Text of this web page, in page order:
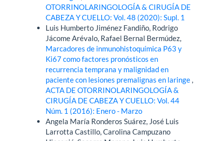
OTORRINOLARINGOLOGÍA & CIRUGÍA DE
CABEZA Y CUELLO: Vol. 48 (2020): Supl. 1
Luis Humberto Jiménez Fandiño, Rodrigo
Jácome Arévalo, Rafael Bernal Bermúdez,
Marcadores de inmunohistoquímica P63 y
Ki67 como factores pronósticos en
recurrencia temprana y malignidad en
paciente con lesiones premalignas en laringe
ACTA DE OTORRINOLARINGOLOGÍA &
CIRUGÍA DE CABEZA Y CUELLO: Vol. 44
Núm. 1 (2016): Enero - Marzo
Angela María Ronderos Suárez, José Luis
Larrotta Castillo, Carolina Campuzano